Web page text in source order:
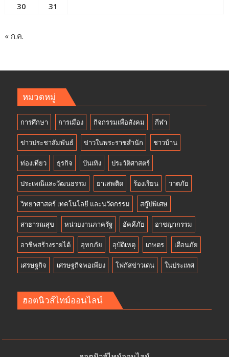
30
31
« ก.ค.
หมวดหมู่
การศึกษา การเมือง กิจกรรมเพื่อสังคม กีฬา
ข่าวประชาสัมพันธ์ ข่าวในพระราชสำนัก ชาวบ้าน
ท่องเที่ยว ธุรกิจ บันเทิง ประวัติศาสตร์
ประเพณีและวัฒนธรรม ยาเสพติด ร้องเรียน วาตภัย
วิทยาศาสตร์ เทคโนโลยี และนวัตกรรม สกู๊ปพิเศษ
สาธารณสุข หน่วยงานภาครัฐ อัคคีภัย อาชญากรรม
อาชีพสร้างรายได้ อุทกภัย อุบัติเหตุ เกษตร เตือนภัย
เศรษฐกิจ เศรษฐกิจพอเพียง โฟกัสข่าวเด่น ในประเทศ
ฮอตนิวส์ไทม์ออนไลน์